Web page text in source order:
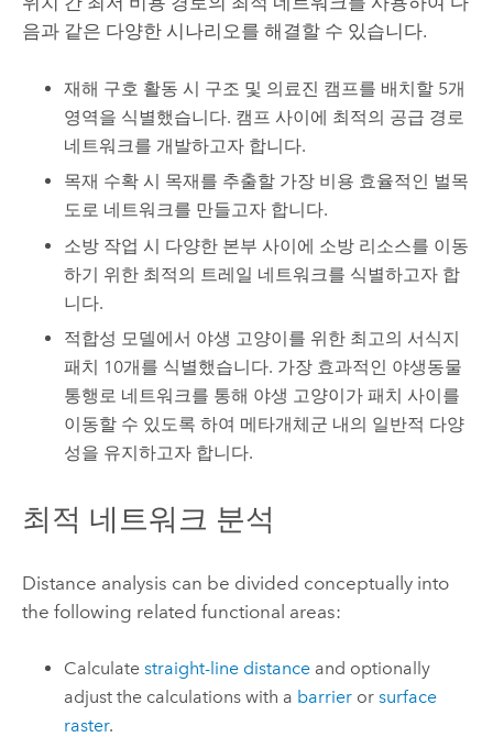
음과 같은 다양한 시나리오를 해결할 수 있습니다.
재해 구호 활동 시 구조 및 의료진 캠프를 배치할 5개
영역을 식별했습니다. 캠프 사이에 최적의 공급 경로
네트워크를 개발하고자 합니다.
목재 수확 시 목재를 추출할 가장 비용 효율적인 벌목
도로 네트워크를 만들고자 합니다.
소방 작업 시 다양한 본부 사이에 소방 리소스를 이동
하기 위한 최적의 트레일 네트워크를 식별하고자 합
니다.
적합성 모델에서 야생 고양이를 위한 최고의 서식지
패치 10개를 식별했습니다. 가장 효과적인 야생동물
통행로 네트워크를 통해 야생 고양이가 패치 사이를
이동할 수 있도록 하여 메타개체군 내의 일반적 다양
성을 유지하고자 합니다.
최적 네트워크 분석
Distance analysis can be divided conceptually into
the following related functional areas:
Calculatestraight-line distance and optionally
adjust the calculations with a barrier orsurface
raster.